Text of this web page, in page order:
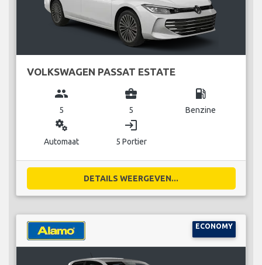
VOLKSWAGEN PASSAT ESTATE
group
5
business_center
5
local_gas_station
Benzine
miscellaneous_services
Automaat
login
5 Portier
DETAILS WEERGEVEN...
ECONOMY